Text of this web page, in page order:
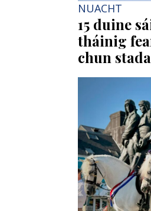
NUACHT
15 duine
tháinig
chun